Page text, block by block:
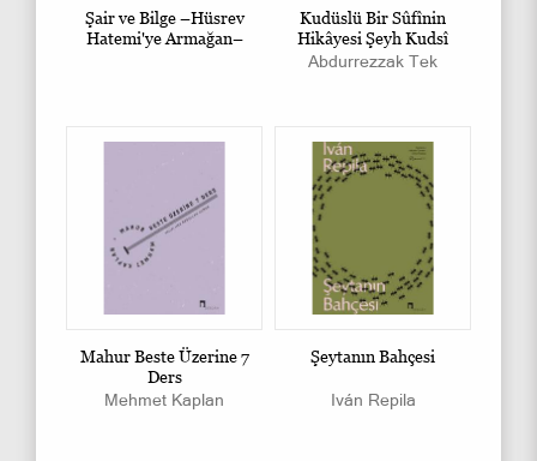
Şair ve Bilge –Hüsrev
Hatemi'ye Armağan–
Kudüslü Bir Sûfînin
Hikâyesi Şeyh Kudsî
Abdurrezzak Tek
Mahur Beste Üzerine 7
Ders
Mehmet Kaplan
Şeytanın Bahçesi
Iván Repila